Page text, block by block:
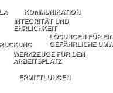
KOMMUNIKATION
INTEGRITÄT UND
EHRLICHKEIT
LÖSUNGEN FÜR
GEFÄHRLICHE
WERKZEUGE FÜR DEN
ARBEITSPLATZ
ERMITTLUNGEN